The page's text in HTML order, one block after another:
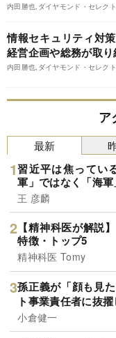
内田勝也,ダイヤモンド・セレク
情報セキュリティ対
経営企画や総務が取
内田勝也,ダイヤモンド・セレク
ア
最新
習近平は焦ってい
軍」ではなく「海
王 彦麟
【精神科医が解説
特徴・トップ5
精神科医 Tomy
孫正義が「顔も見
ト事業責任者に抜
小倉健一